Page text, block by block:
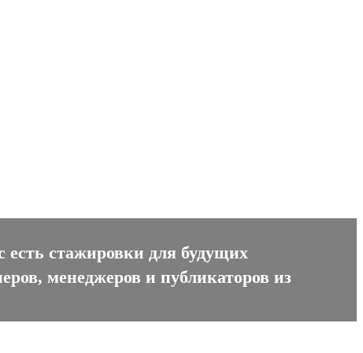
стажировки для будущих
менеджеров и публикаторов из